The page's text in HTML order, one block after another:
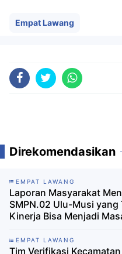
Empat Lawang
Direkomendasikan
EMPAT LAWANG
Laporan Masyarakat
SMPN.02 Ulu-Musi
Kinerja Bisa Menjadi
EMPAT LAWANG
Tim Verifikasi